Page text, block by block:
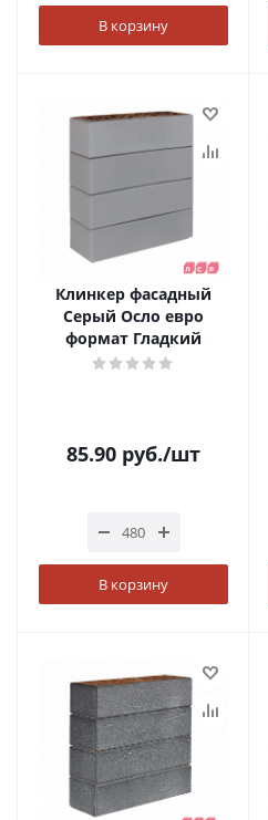
В корзину
Клинкер фасадный
Серый Осло евро
формат Гладкий
85.90 руб./шт
В корзину